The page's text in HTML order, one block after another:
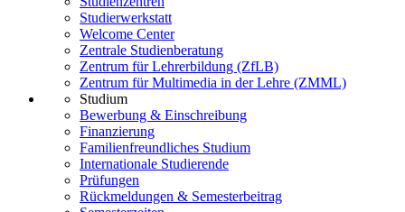
Studierwerkstatt
Welcome Center
Zentrale Studienberatung
Zentrum für Lehrerbildung (ZfLB)
Zentrum für Multimedia in der Lehre (ZMML)
Studium
Bewerbung & Einschreibung
Finanzierung
Familienfreundliches Studium
Internationale Studierende
Prüfungen
Rückmeldungen & Semesterbeitrag